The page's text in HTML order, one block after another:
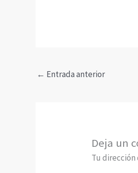
← Entrada anterior
Deja un
Tu